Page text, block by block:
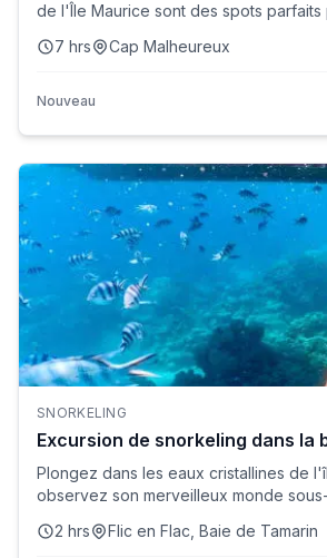
de l'Île Maurice sont des spots parfaits
7 hrs
Cap Malheureux
Nouveau
SNORKELING
Excursion de snorkeling dans la
Plongez dans les eaux cristallines de
observez son merveilleux monde
2 hrs Flic en Flac, Baie de Tamarin